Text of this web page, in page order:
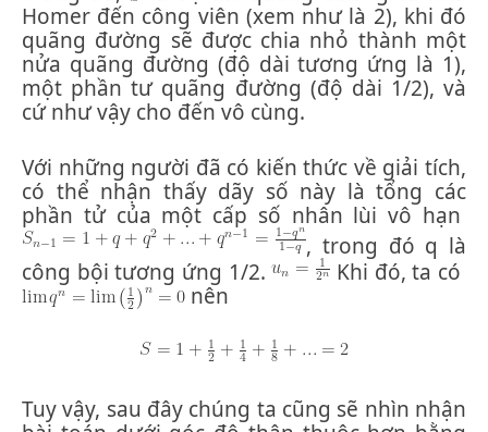
Homer đến công viên (xem như là 2), khi đó
quãng đường sẽ được chia nhỏ thành một
nửa quãng đường (độ dài tương ứng là 1),
một phần tư quãng đường (độ dài 1/2), và
cứ như vậy cho đến vô cùng.
Với những người đã có kiến thức về giải tích,
có thể nhận thấy dãy số này là tổng các
phần tử của một cấp số nhân lùi vô hạn
, trong đó q là
công bội tương ứng 1/2.
Khi đó, ta có
nên
Tuy vậy, sau đây chúng ta cũng sẽ nhìn nhận